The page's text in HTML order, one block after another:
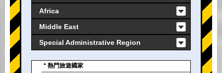
Africa
Middle East
Special Administrative Region
* 熱門旅遊國家